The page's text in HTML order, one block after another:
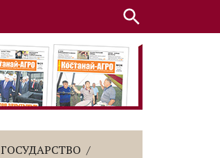
ГОСУДАРСТВО